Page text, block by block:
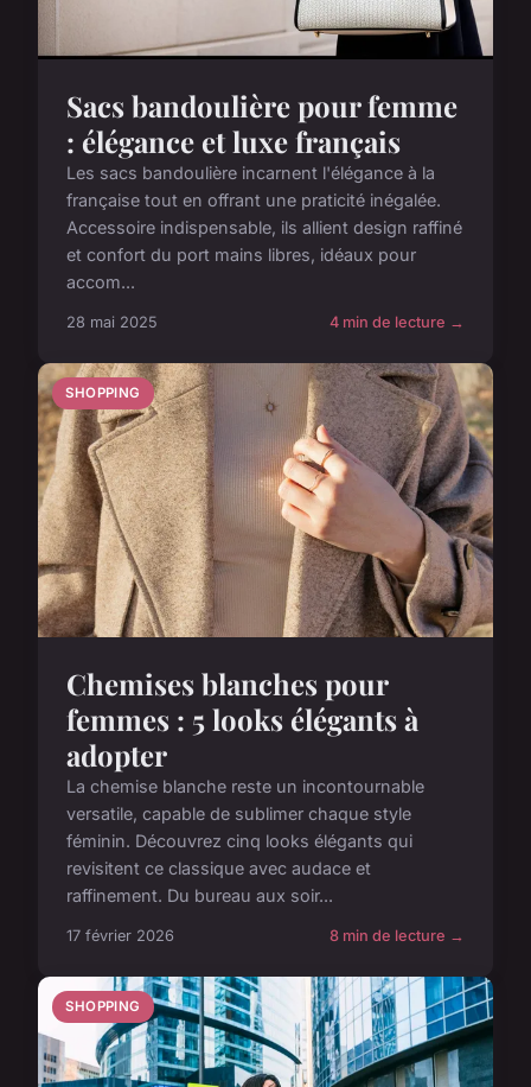
Sacs bandoulière pour femme
: élégance et luxe français
Les sacs bandoulière incarnent l'élégance à la
française tout en offrant une praticité inégalée.
Accessoire indispensable, ils allient design raffiné
et confort du port mains libres, idéaux pour
accom...
28 mai 2025 4 min de lecture →
SHOPPING
Chemises blanches pour
femmes : 5 looks élégants à
adopter
La chemise blanche reste un incontournable
versatile, capable de sublimer chaque style
féminin. Découvrez cinq looks élégants qui
revisitent ce classique avec audace et
raffinement. Du bureau aux soir...
17 février 2026 8 min de lecture →
SHOPPING